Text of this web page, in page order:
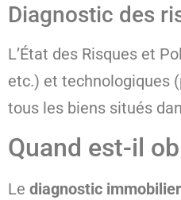
Diagnostic des
L’État des Risques et
etc.) et technologiques
tous les biens situés
Quand est-il
Le diagnostic immobilier